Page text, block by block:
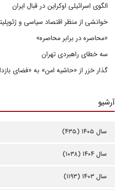
الگوی اسرائیلی اوکراین در قبال ایران
خوانشی از منظر اقتصاد سیاسی و
«محاصره در برابر محاصره»
سه خطای راهبردی تهران
گذار خزر از «حاشیه امن» به «فضای
آرشیو
سال ۱۴۰۵ (۴۳۵)
سال ۱۴۰۴ (۱۰۳۸)
سال ۱۴۰۳ (۱۱۹۳)